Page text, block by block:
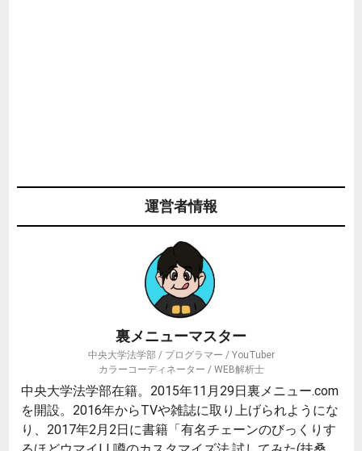
運営者情報
裏メニューマスター
中央大学法学部 / プログラマー / YouTuber
カラーコーディネーター / WEB解析士
中央大学法学部在籍。2015年11月29日裏メニュー.com
を開設。2016年からTVや雑誌に取り上げられようにな
り、2017年2月2日に書籍「有名チェーンのびっくりす